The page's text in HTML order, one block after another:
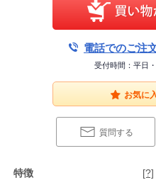
電話でのご注
受付時間：平日
お気に
質問する
特徴 [?]